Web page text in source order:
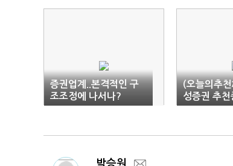
증권업계..본격적인 구
조조정에 나서나?
(오늘의추
성증권 추천
박승원